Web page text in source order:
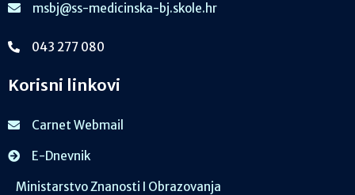
msbj@ss-medicinska-bj.skole.hr
043 277 080
Korisni linkovi
Carnet Webmail
E-Dnevnik
Ministarstvo Znanosti I Obrazovanja